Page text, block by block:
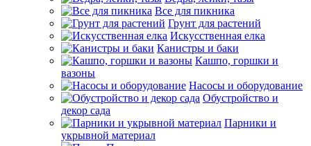
Все для пикника
Грунт для растений
Искусственная елка
Канистры и баки
Кашпо, горшки и
вазоны
Насосы и оборудование
Обустройство и
декор сада
Парники и
укрывной материал